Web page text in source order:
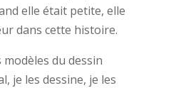
elle était petite, elle
dans cette histoire.
du dessin
je les dessine, je les